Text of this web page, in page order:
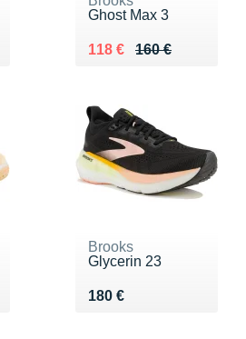
Ghost Max 3
160 €
Au lieu de 160 €
118 €
Vendu 118 €
Brooks
Glycerin 23
180 €
Vendu 180 €